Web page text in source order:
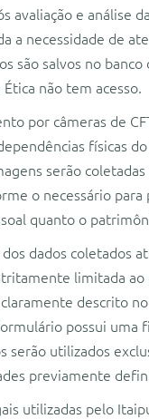
avaliação e análise
a necessidade de
são salvos no banco
não tem acesso.
por câmeras de
físicas
serão
o necessário
quanto o
dados coletados
limitada
descrito
possui uma
serão utilizados
previamente
utilizadas pelo